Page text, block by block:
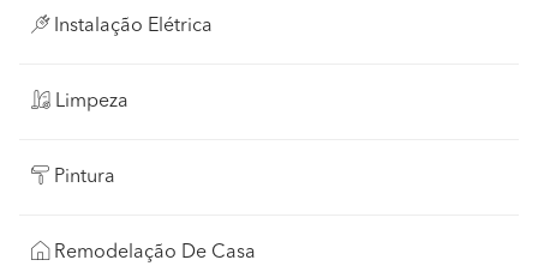
Instalação Elétrica
Limpeza
Pintura
Remodelação De Casa